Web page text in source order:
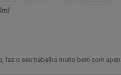
faz o seu trabalho muito bem com